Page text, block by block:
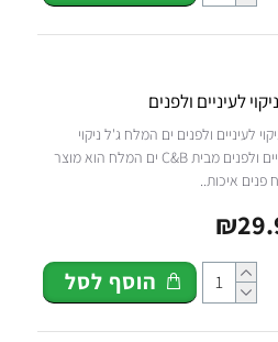
לעיניים ולפנים
לעיניים ולפנים ים המלח ג'ל ניקוי
לעיניים ולפנים מבית C&B ים המלח הוא מוצר
פנים איכות..
הוסף לסל